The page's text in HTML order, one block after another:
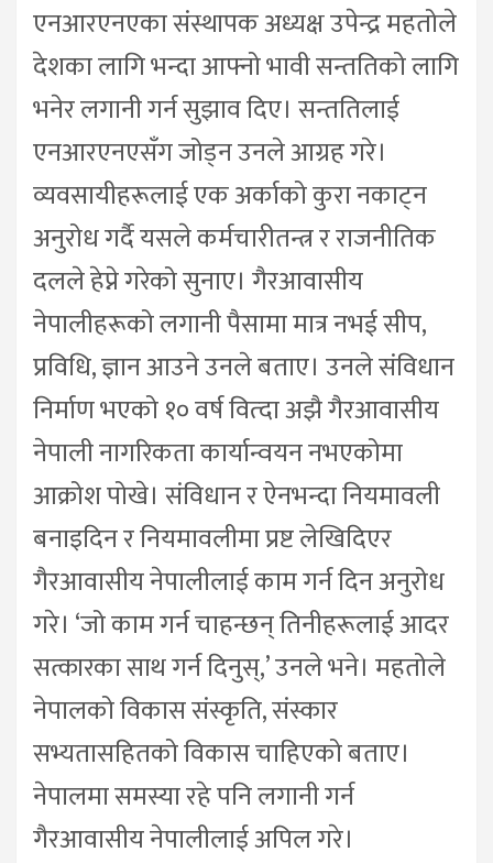
एनआरएनएका संस्थापक अध्यक्ष उपेन्द्र महतोले
देशका लागि भन्दा आफ्नो भावी सन्ततिको लागि
भनेर लगानी गर्न सुझाव दिए। सन्ततिलाई
एनआरएनएसँग जोड्न उनले आग्रह गरे।
व्यवसायीहरूलाई एक अर्काको कुरा नकाट्न
अनुरोध गर्दै यसले कर्मचारीतन्त्र र राजनीतिक
दलले हेप्ने गरेको सुनाए। गैरआवासीय
नेपालीहरूको लगानी पैसामा मात्र नभई सीप,
प्रविधि, ज्ञान आउने उनले बताए। उनले संविधान
निर्माण भएको १० वर्ष वित्दा अझै गैरआवासीय
नेपाली नागरिकता कार्यान्वयन नभएकोमा
आक्रोश पोखे। संविधान र ऐनभन्दा नियमावली
बनाइदिन र नियमावलीमा प्रष्ट लेखिदिएर
गैरआवासीय नेपालीलाई काम गर्न दिन अनुरोध
गरे। ‘जो काम गर्न चाहन्छन् तिनीहरूलाई आदर
सत्कारका साथ गर्न दिनुस्,’ उनले भने। महतोले
नेपालको विकास संस्कृति, संस्कार
सभ्यतासहितको विकास चाहिएको बताए।
नेपालमा समस्या रहे पनि लगानी गर्न
गैरआवासीय नेपालीलाई अपिल गरे।